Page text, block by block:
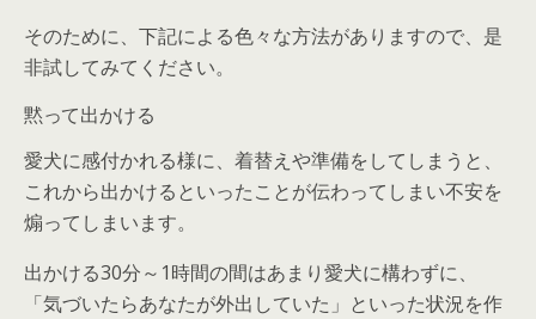
そのために、下記による色々な方法がありますので、是
非試してみてください。
黙って出かける
愛犬に感付かれる様に、着替えや準備をしてしまうと、
これから出かけるといったことが伝わってしまい不安を
煽ってしまいます。
出かける30分～1時間の間はあまり愛犬に構わずに、
「気づいたらあなたが外出していた」といった状況を作